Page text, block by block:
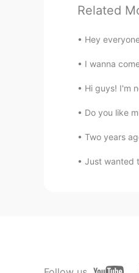
海、
海、
EN TR
EN TR
Related
Hey
I wanna come
Hi guys! I'm
Do you like
Two years
Just wanted